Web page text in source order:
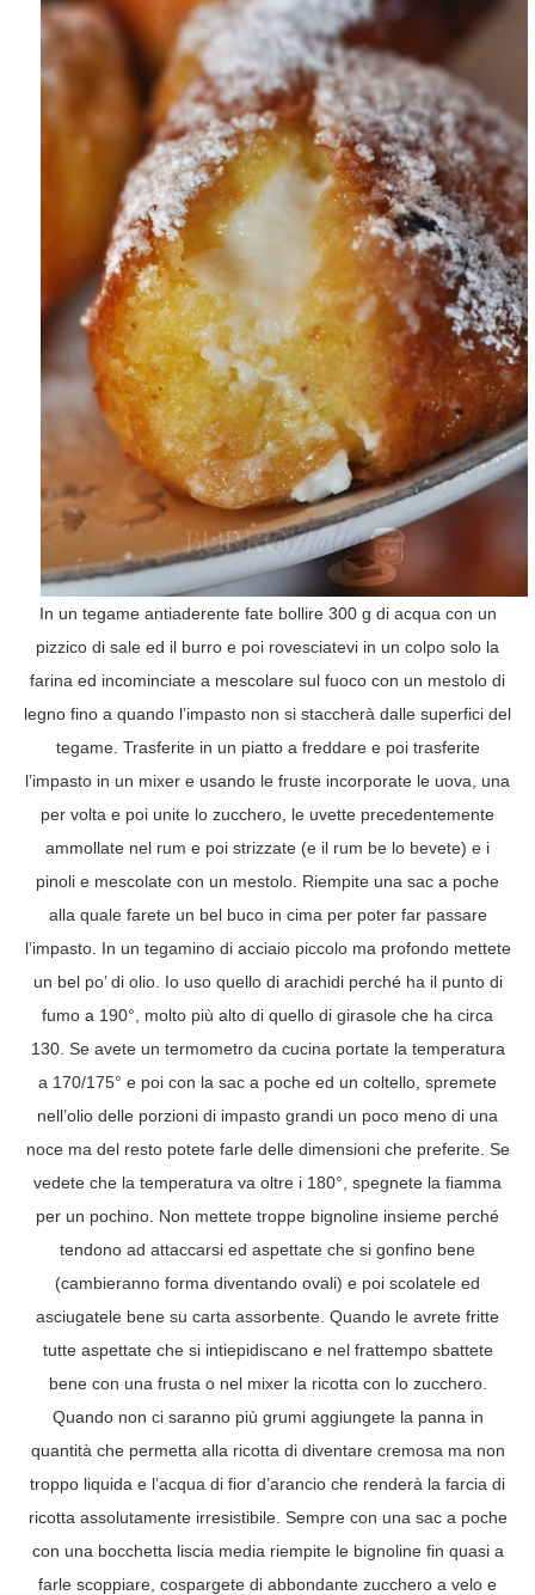
In un tegame antiaderente fate bollire 300 g di acqua con un
pizzico di sale ed il burro e poi rovesciatevi in un colpo solo la
farina ed incominciate a mescolare sul fuoco con un mestolo di
legno fino a quando l’impasto non si staccherà dalle superfici del
tegame. Trasferite in un piatto a freddare e poi trasferite
l’impasto in un mixer e usando le fruste incorporate le uova, una
per volta e poi unite lo zucchero, le uvette precedentemente
ammollate nel rum e poi strizzate (e il rum be lo bevete) e i
pinoli e mescolate con un mestolo. Riempite una sac a poche
alla quale farete un bel buco in cima per poter far passare
l’impasto. In un tegamino di acciaio piccolo ma profondo mettete
un bel po’ di olio. Io uso quello di arachidi perché ha il punto di
fumo a 190°, molto più alto di quello di girasole che ha circa
130. Se avete un termometro da cucina portate la temperatura
a 170/175° e poi con la sac a poche ed un coltello, spremete
nell’olio delle porzioni di impasto grandi un poco meno di una
noce ma del resto potete farle delle dimensioni che preferite. Se
vedete che la temperatura va oltre i 180°, spegnete la fiamma
per un pochino. Non mettete troppe bignoline insieme perché
tendono ad attaccarsi ed aspettate che si gonfino bene
(cambieranno forma diventando ovali) e poi scolatele ed
asciugatele bene su carta assorbente. Quando le avrete fritte
tutte aspettate che si intiepidiscano e nel frattempo sbattete
bene con una frusta o nel mixer la ricotta con lo zucchero.
Quando non ci saranno più grumi aggiungete la panna in
quantità che permetta alla ricotta di diventare cremosa ma non
troppo liquida e l’acqua di fior d’arancio che renderà la farcia di
ricotta assolutamente irresistibile. Sempre con una sac a poche
con una bocchetta liscia media riempite le bignoline fin quasi a
farle scoppiare, cospargete di abbondante zucchero a velo e